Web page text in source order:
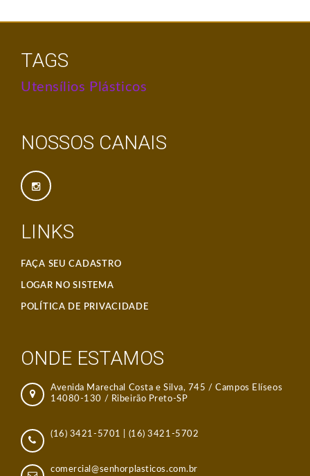
TAGS
Utensílios Plásticos
NOSSOS CANAIS
LINKS
FAÇA SEU CADASTRO
LOGAR NO SISTEMA
POLÍTICA DE PRIVACIDADE
ONDE ESTAMOS
Avenida Marechal Costa e Silva, 745 / Campos Elíseos
14080-130 / Ribeirão Preto-SP
(16) 3421-5701 (16) 3421-5702
comercial@senhorplasticos.com.br